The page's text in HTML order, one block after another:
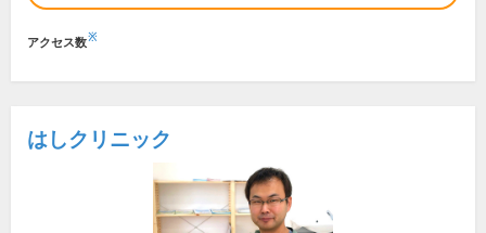
アクセス数※
はしクリニック